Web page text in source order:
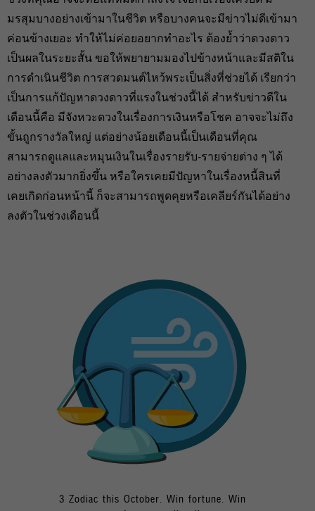
มรสุมบางอย่างเข้ามาในชีวิต หรือบางคนจะมีข่าวไม่ดีเข้ามา
ค่อนข้างเยอะ ทำให้ไม่ค่อยอยากทำอะไร ต้องย้ำว่าดวงดาว
เป็นผลในระยะสั้น ขอให้พยายามมองไปข้างหน้าและมีสติใน
การดำเนินชีวิต การสวดมนต์ไหว้พระเป็นสิ่งที่ช่วยได้ เรียกว่า
เป็นการแก้ปัญหาดวงดาวที่แรงในช่วงนี้ได้ สำหรับข่าวดีใน
เดือนนี้คือ มีจังหวะดวงในเรื่องการเงินหรือโชค อาจจะไม่ถึง
ขั้นถูกรางวัลใหญ่ แต่อย่างน้อยเดือนนี้เป็นเดือนที่คุณ
สามารถดูแลและหมุนเงินในเรื่องรายรับ-รายจ่ายต่าง ๆ ได้
อย่างลงตัวมากยิ่งขึ้น หรือใครเคยมีปัญหาในเรื่องหนี้สินที่
เคยเกิดก่อนหน้านี้ ก็จะสามารถพูดคุยหรือเคลียร์กันได้อย่าง
ลงตัวในช่วงเดือนนี้
3 Zodiac this October. Win fortune. Win